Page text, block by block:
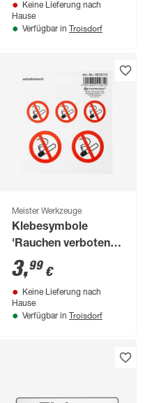
Keine Lieferung nach
Hause
Verfügbar in Troisdorf
Meister Werkzeuge
Klebesymbole
'Rauchen verboten'
Ø 32/45 mm 5 Stück
3,99 €
Keine Lieferung nach
Hause
Verfügbar in Troisdorf